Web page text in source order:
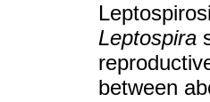
Leptospira
between